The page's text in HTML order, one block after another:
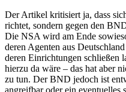
Der Artikel kritisiert ja, dass
richtet, sondern gegen den
Die NSA wird am Ende
deren Agenten aus
deren Einrichtungen schließen
hierzu da wäre – das hat aber
zu tun. Der BND jedoch ist
angreifbar oder ein eventuelles